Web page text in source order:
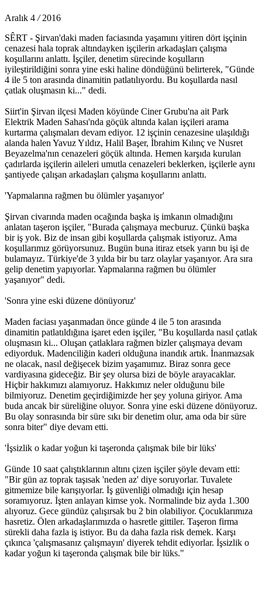
Müjgan Ekin’in ailesi İHD’ye başvurdu
14:57 05/12/2016
kampanyası
11:32 05/12/2016
Basına yönelik baskılara karşı ‘Eleştirel Medya Topluluğu’
‘Kadınların ilk başvurabilecekleri nokta olmak istiyoruz’
11:28 05/12/2016
22 kadın eşbaşkan tutuklu, 35 belediyeye kayyım
11:25 05/12/2016
5 ARALIK 2016 GÜNDEMİ
11:21 05/12/2016
‘Yüzlerce çocuk devletin ihmalleri sonucu yaşamını yitirdi’
16:26 04/12/2016
Kasım’da 28 kadın katledildi 100 çocuk istismara maruz
bırakıldı
15:01 05/12/2016
Aralık 4 /2016
SÊRT - Şirvan'daki maden faciasında yaşamını yitiren dört işçinin
cenazesi hala toprak altındayken işçilerin arkadaşları çalışma
koşullarını anlattı. İşçiler, denetim sürecinde koşulların
iyileştirildiğini sonra yine eski haline döndüğünü belirterek, "Günde
4 ile 5 ton arasında dinamitin patlatılıyordu. Bu koşullarda nasıl
çatlak oluşmasın ki..." dedi.
Siirt'in Şirvan ilçesi Maden köyünde Ciner Grubu'na ait Park
Elektrik Maden Sahası'nda göçük altında kalan işçileri arama
kurtarma çalışmaları devam ediyor. 12 işçinin cenazesine ulaşıldığı
alanda halen Yavuz Yıldız, Halil Başer, İbrahim Kılınç ve Nusret
Beyazelma'nın cenazeleri göçük altında. Hemen karşıda kurulan
çadırlarda işçilerin aileleri umutla cenazeleri beklerken, işçilerle aynı
şantiyede çalışan arkadaşları çalışma koşullarını anlattı.
'Yapmalarına rağmen bu ölümler yaşanıyor'
Şirvan civarında maden ocağında başka iş imkanın olmadığını
anlatan taşeron işçiler, "Burada çalışmaya mecburuz. Çünkü başka
bir iş yok. Biz de insan gibi koşullarda çalışmak istiyoruz. Ama
koşullarımız görüyorsunuz. Bugün buna itiraz etsek yarın bu işi de
bulamayız. Türkiye'de 3 yılda bir bu tarz olaylar yaşanıyor. Ara sıra
gelip denetim yapıyorlar. Yapmalarına rağmen bu ölümler
yaşanıyor" dedi.
'Sonra yine eski düzene dönüyoruz'
Maden faciası yaşanmadan önce günde 4 ile 5 ton arasında
dinamitin patlatıldığına işaret eden işçiler, "Bu koşullarda nasıl çatlak
oluşmasın ki... Oluşan çatlaklara rağmen bizler çalışmaya devam
ediyorduk. Madenciliğin kaderi olduğuna inandık artık. İnanmazsak
ne olacak, nasıl değişecek bizim yaşamımız. Biraz sonra gece
vardiyasına gideceğiz. Bir şey olursa bizi de böyle arayacaklar.
Hiçbir hakkımızı alamıyoruz. Hakkımız neler olduğunu bile
bilmiyoruz. Denetim geçirdiğimizde her şey yoluna giriyor. Ama
buda ancak bir süreliğine oluyor. Sonra yine eski düzene dönüyoruz.
Bu olay sonrasında bir süre sıkı bir denetim olur, ama oda bir süre
sonra biter" diye devam etti.
'İşsizlik o kadar yoğun ki taşeronda çalışmak bile bir lüks'
Günde 10 saat çalıştıklarının altını çizen işçiler şöyle devam etti:
"Bir gün az toprak taşısak 'neden az' diye soruyorlar. Tuvalete
gitmemize bile karışıyorlar. İş güvenliği olmadığı için hesap
soramıyoruz. İşten anlayan kimse yok. Normalinde biz ayda 1.300
alıyoruz. Gece gündüz çalışırsak bu 2 bin olabiliyor. Çocuklarımıza
hasretiz. Ölen arkadaşlarımızda o hasretle gittiler. Taşeron firma
sürekli daha fazla iş istiyor. Bu da daha fazla risk demek. Karşı
çıkınca 'çalışmasanız çalışmayın' diyerek tehdit ediyorlar. İşsizlik o
kadar yoğun ki taşeronda çalışmak bile bir lüks."